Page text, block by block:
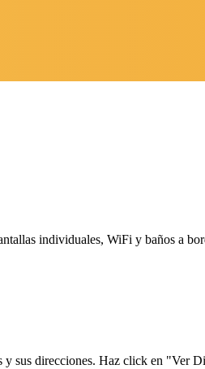
individuales, WiFi y baños a
sus direcciones. Haz click en "Ver